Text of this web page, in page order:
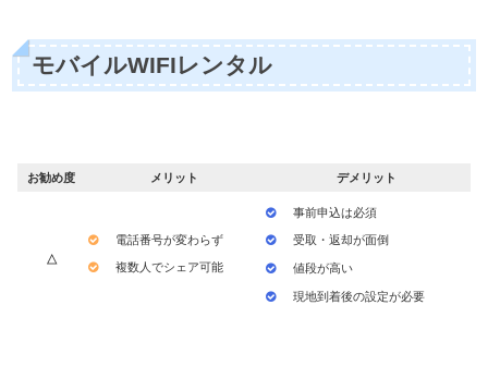
モバイルWIFIレンタル
お勧め度 メリット デメリット
△
電話番号が変わらず
複数人でシェア可能
事前申込は必須
受取・返却が面倒
値段が高い
現地到着後の設定が必要